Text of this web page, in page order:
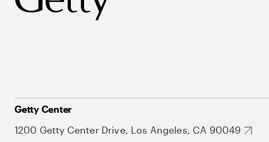
Getty Center
1200 Getty Center Drive, Los Angeles, CA 90049